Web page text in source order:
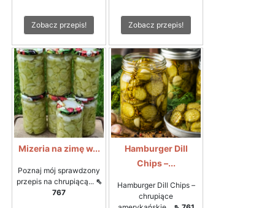
Zobacz przepis! Zobacz przepis!
Mizeria na zimę w...
Poznaj mój sprawdzony
przepis na chrupiącą... ⇖
767
Hamburger Dill
Chips –...
Hamburger Dill Chips –
chrupiące